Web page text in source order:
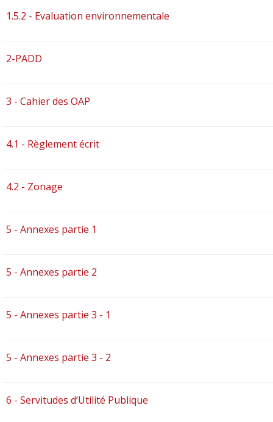
1.5.2 - Evaluation environnementale
2-PADD
3 - Cahier des OAP
4.1 - Règlement écrit
4.2 - Zonage
5 - Annexes partie 1
5 - Annexes partie 2
5 - Annexes partie 3 - 1
5 - Annexes partie 3 - 2
6 - Servitudes d’Utilité Publique